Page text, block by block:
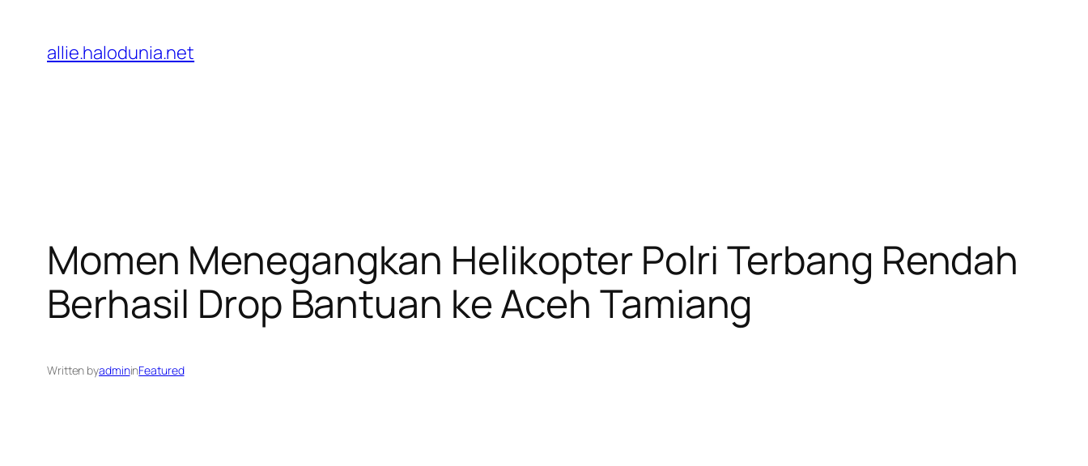
konten
allie.halodunia.net
Momen Menegangkan Helikopter Polri Terbang Rendah
Berhasil Drop Bantuan ke Aceh Tamiang
Written byadmininFeatured